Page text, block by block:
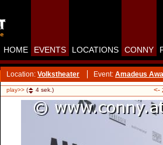
HOME EVENTS LOCATIONS CONNY
Location: Volkstheater Event: Amadeus
play>> ( 4 sek.) <-